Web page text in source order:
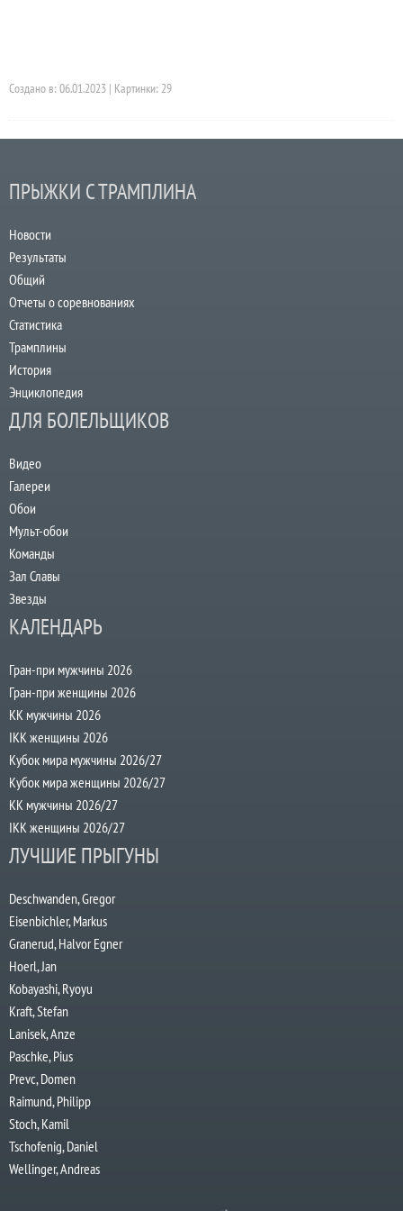
Создано в: 06.01.2023 | Картинки: 29
ПРЫЖКИ С ТРАМПЛИНА
Новости
Результаты
Общий
Отчеты о соревнованиях
Статистика
Трамплины
История
Энциклопедия
ДЛЯ БОЛЕЛЬЩИКОВ
Видео
Галереи
Обои
Мульт-обои
Команды
Зал Славы
Звезды
КАЛЕНДАРЬ
Гран-при мужчины 2026
Гран-при женщины 2026
КК мужчины 2026
IKK женщины 2026
Кубок мира мужчины 2026/27
Кубок мира женщины 2026/27
КК мужчины 2026/27
IKK женщины 2026/27
ЛУЧШИЕ ПРЫГУНЫ
Deschwanden, Gregor
Eisenbichler, Markus
Granerud, Halvor Egner
Hoerl, Jan
Kobayashi, Ryoyu
Kraft, Stefan
Lanisek, Anze
Paschke, Pius
Prevc, Domen
Raimund, Philipp
Stoch, Kamil
Tschofenig, Daniel
Wellinger, Andreas